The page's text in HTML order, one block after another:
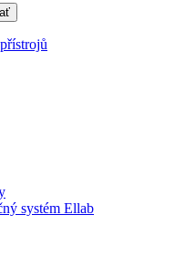
systém Ellab